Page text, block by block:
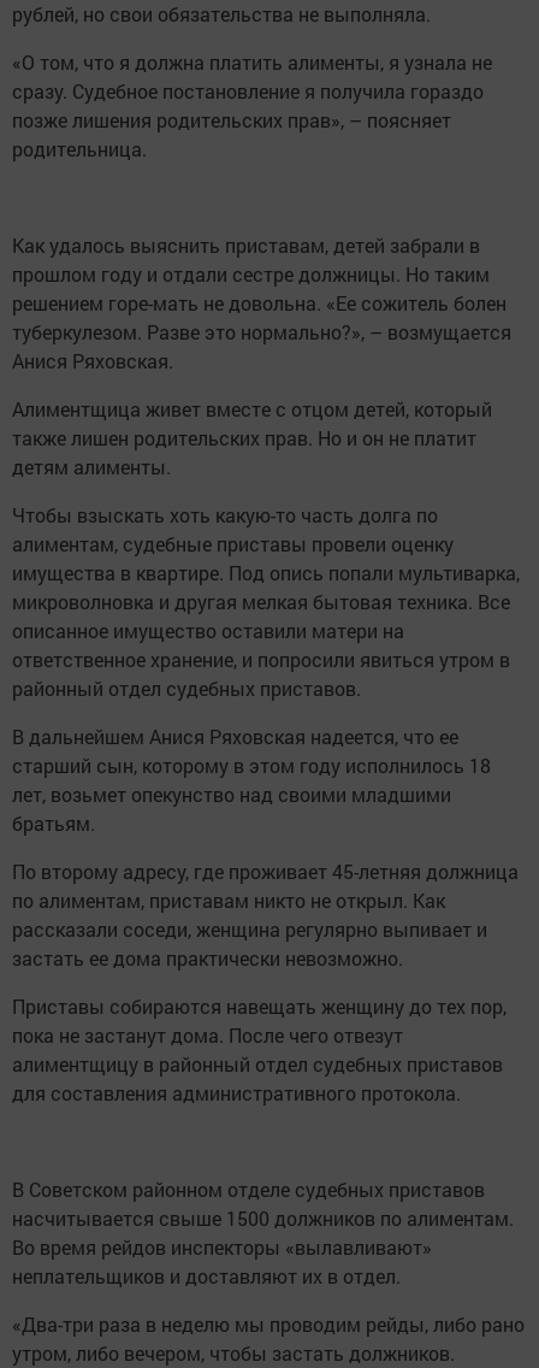
рублей, но свои обязательства не выполняла.
«О том, что я должна платить алименты, я узнала не
сразу. Судебное постановление я получила гораздо
позже лишения родительских прав», – поясняет
родительница.
Как удалось выяснить приставам, детей забрали в
прошлом году и отдали сестре должницы. Но таким
решением горе-мать не довольна. «Ее сожитель болен
туберкулезом. Разве это нормально?», – возмущается
Анися Ряховская.
Алиментщица живет вместе с отцом детей, который
также лишен родительских прав. Но и он не платит
детям алименты.
Чтобы взыскать хоть какую-то часть долга по
алиментам, судебные приставы провели оценку
имущества в квартире. Под опись попали мультиварка,
микроволновка и другая мелкая бытовая техника. Все
описанное имущество оставили матери на
ответственное хранение, и попросили явиться утром в
районный отдел судебных приставов.
В дальнейшем Анися Ряховская надеется, что ее
старший сын, которому в этом году исполнилось 18
лет, возьмет опекунство над своими младшими
братьям.
По второму адресу, где проживает 45-летняя должница
по алиментам, приставам никто не открыл. Как
рассказали соседи, женщина регулярно выпивает и
застать ее дома практически невозможно.
Приставы собираются навещать женщину до тех пор,
пока не застанут дома. После чего отвезут
алиментщицу в районный отдел судебных приставов
для составления административного протокола.
В Советском районном отделе судебных приставов
насчитывается свыше 1500 должников по алиментам.
Во время рейдов инспекторы «вылавливают»
неплательщиков и доставляют их в отдел.
«Два-три раза в неделю мы проводим рейды, либо рано
утром, либо вечером, чтобы застать должников.